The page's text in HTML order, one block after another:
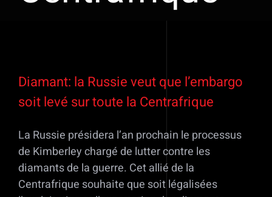
l'image
agrandie
Diamant: la Russie veut que l’embargo
soit levé sur toute la Centrafrique
La Russie présidera l’an prochain le processus
de Kimberley chargé de lutter contre les
diamants de la guerre. Cet allié de la
Centrafrique souhaite que soit légalisées